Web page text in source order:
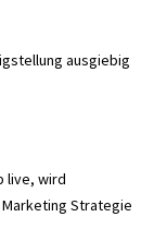
ausgiebig
live, wird
Strategie